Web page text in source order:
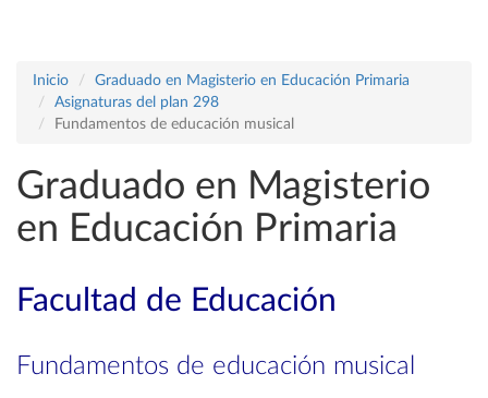
Inicio
Graduado en Magisterio en Educación Primaria
Asignaturas del plan 298
Fundamentos de educación musical
Graduado en Magisterio
en Educación Primaria
Facultad de Educación
Fundamentos de educación musical